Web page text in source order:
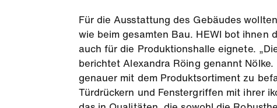
Für die Ausstattung des Gebäudes
wie beim gesamten Bau. HEWI bot
auch für die Produktionshalle eignete.
berichtet Alexandra Röing genannt
genauer mit dem Produktsortiment zu
Türdrückern und Fenstergriffen mit ihrer